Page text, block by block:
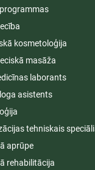
kosmetoloģija
masāža
laborants
asistents
tehniskais
aprūpe
rehabilitācija